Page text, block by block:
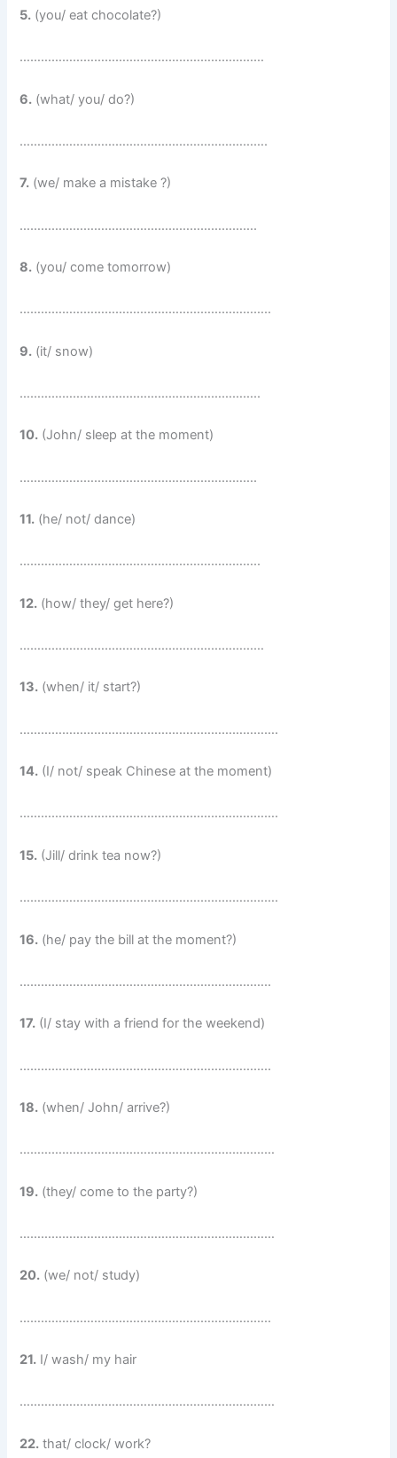
5. (you/ eat chocolate?)
……………………………………………………………
6. (what/ you/ do?)
…………………………………………………………….
7. (we/ make a mistake ?)
………………………………………………………….
8. (you/ come tomorrow)
……………………………………………………………..
9. (it/ snow)
…………………………………………………………..
10. (John/ sleep at the moment)
………………………………………………………….
11. (he/ not/ dance)
…………………………………………………………..
12. (how/ they/ get here?)
……………………………………………………………
13. (when/ it/ start?)
……………………………………………………………….
14. (I/ not/ speak Chinese at the moment)
……………………………………………………………….
15. (Jill/ drink tea now?)
……………………………………………………………….
16. (he/ pay the bill at the moment?)
……………………………………………………………..
17. (I/ stay with a friend for the weekend)
……………………………………………………………..
18. (when/ John/ arrive?)
………………………………………………………………
19. (they/ come to the party?)
………………………………………………………………
20. (we/ not/ study)
……………………………………………………………..
21. I/ wash/ my hair
………………………………………………………………
22. that/ clock/ work?